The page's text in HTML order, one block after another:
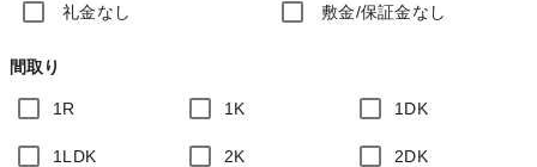
礼金なし 敷金/保証金なし
間取り
1R 1K 1DK
1LDK 2K 2DK